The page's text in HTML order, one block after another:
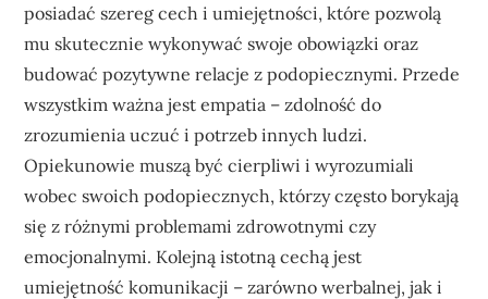
posiadać szereg cech i umiejętności, które pozwolą
mu skutecznie wykonywać swoje obowiązki oraz
budować pozytywne relacje z podopiecznymi. Przede
wszystkim ważna jest empatia – zdolność do
zrozumienia uczuć i potrzeb innych ludzi.
Opiekunowie muszą być cierpliwi i wyrozumiali
wobec swoich podopiecznych, którzy często borykają
się z różnymi problemami zdrowotnymi czy
emocjonalnymi. Kolejną istotną cechą jest
umiejętność komunikacji – zarówno werbalnej, jak i